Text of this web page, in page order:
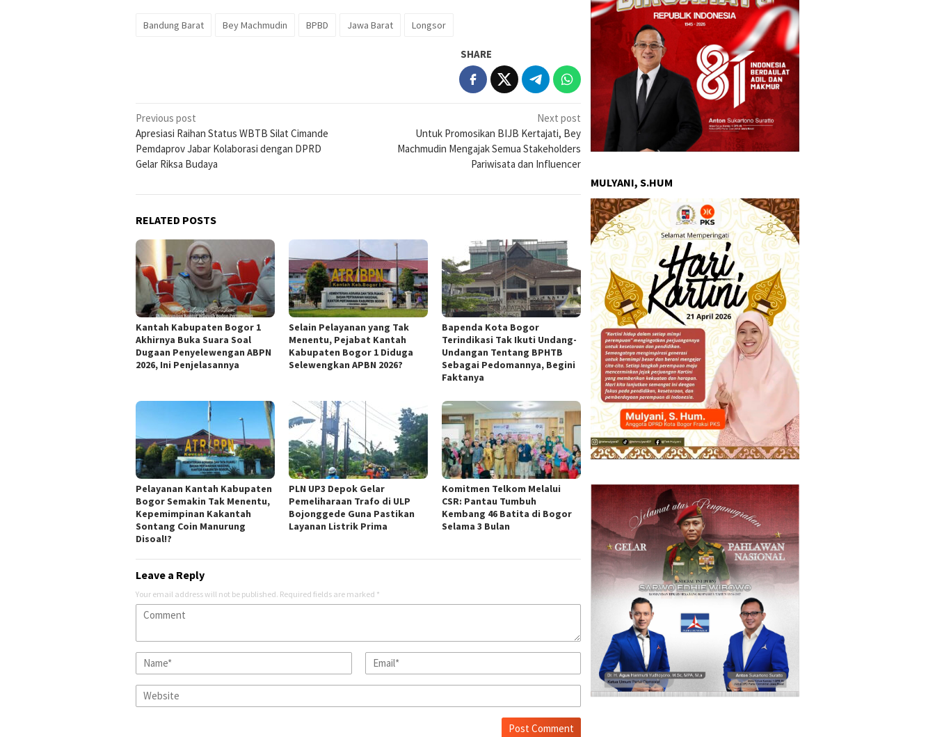
Bandung Barat Bey Machmudin BPBD Jawa Barat Longsor
SHARE
Post
navigation
Previous post
Apresiasi Raihan Status WBTB Silat Cimande
Pemdaprov Jabar Kolaborasi dengan DPRD
Gelar Riksa Budaya
Next post
Untuk Promosikan BIJB Kertajati, Bey
Machmudin Mengajak Semua Stakeholders
Pariwisata dan Influencer
RELATED POSTS
Kantah Kabupaten Bogor 1
Akhirnya Buka Suara Soal
Dugaan Penyelewengan ABPN
2026, Ini Penjelasannya
Selain Pelayanan yang Tak
Menentu, Pejabat Kantah
Kabupaten Bogor 1 Diduga
Selewengkan APBN 2026?
Bapenda Kota Bogor
Terindikasi Tak Ikuti Undang-
Undangan Tentang BPHTB
Sebagai Pedomannya, Begini
Faktanya
Pelayanan Kantah Kabupaten
Bogor Semakin Tak Menentu,
Kepemimpinan Kakantah
Sontang Coin Manurung
Disoal!?
PLN UP3 Depok Gelar
Pemeliharaan Trafo di ULP
Bojonggede Guna Pastikan
Layanan Listrik Prima
Komitmen Telkom Melalui
CSR: Pantau Tumbuh
Kembang 46 Batita di Bogor
Selama 3 Bulan
Leave a Reply
Your email address will not be published. Required fields are marked *
MULYANI, S.HUM